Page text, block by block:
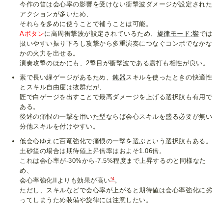
今作の笛は会心率の影響を受けない衝撃波ダメージが設定された
アクションが多いため、
それらを多めに使うことで補うことは可能。
Aボタンに高周衝撃波が設定されているため、 旋律モード:響では
扱いやすい振り下ろし攻撃から多重演奏につなぐコンボでなかな
かの火力を出せる。
演奏攻撃のほかにも、2撃目が衝撃波である震打も相性が良い。
素で長い緑ゲージがあるため、鈍器スキルを使ったときの快適性
とスキル自由度は抜群だが、
匠で白ゲージを出すことで最高ダメージを上げる選択肢も有用で
ある。
後述の痛恨の一撃を用いた型ならば会心スキルを盛る必要が無い
分他スキルを付けやすい。
低会心ゆえに百竜強化で痛恨の一撃を選ぶという選択肢もある。
土砂笙の場合は期待値上昇倍率はおよそ1.06倍。
これは会心率が-30%から-7.5%程度まで上昇するのと同様なた
め、
会心率強化IIよりも効果が高い*4。
ただし、スキルなどで会心率が上がると期待値は会心率強化に劣
ってしまうため装備や旋律には注意したい。